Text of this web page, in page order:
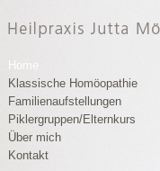
Home
Klassische Homöopathie
Familienaufstellungen
Piklergruppen/Elternkurs
Über mich
Kontakt